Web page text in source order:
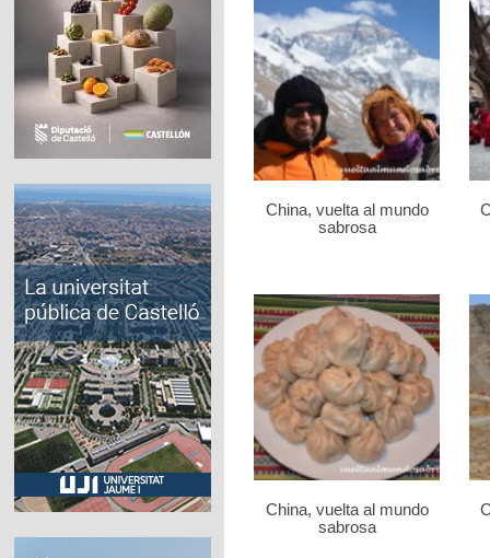
China, vuelta al mundo
sabrosa
China, vuelta al mundo
sabrosa